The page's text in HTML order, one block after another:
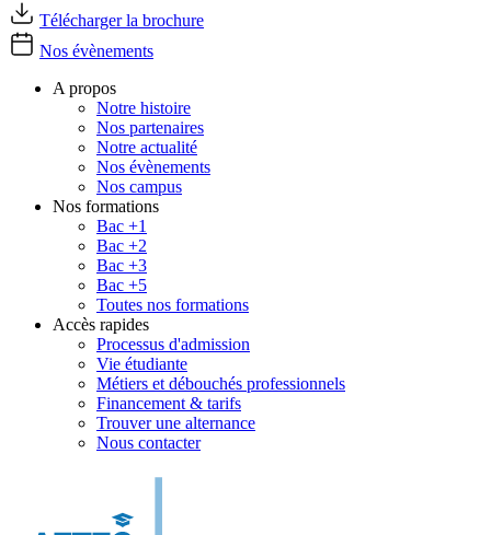
Télécharger la brochure
Nos évènements
A propos
Notre histoire
Nos partenaires
Notre actualité
Nos évènements
Nos campus
Nos formations
Bac +1
Bac +2
Bac +3
Bac +5
Toutes nos formations
Accès rapides
Processus d'admission
Vie étudiante
Métiers et débouchés professionnels
Financement & tarifs
Trouver une alternance
Nous contacter